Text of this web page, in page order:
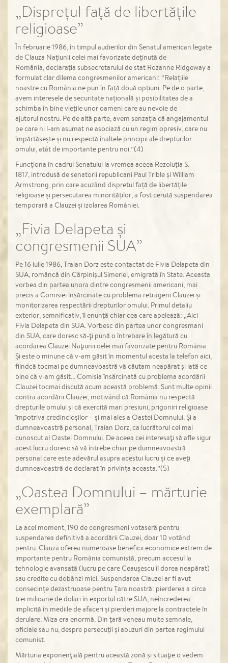
„Disprețul față de libertățile
religioase”
În februarie 1986, în timpul audierilor din Senatul american legate
de Clauza Națiunii celei mai favorizate deținută de
România, declarația subsecretarului de stat Rozanne Ridgeway a
formulat clar dilema congresmenilor americani: ”Relațiile
noastre cu România ne pun în față două opțiuni. Pe de o parte,
avem interesele de securitate națională și posibilitatea de a
schimba în bine viețile unor oameni care au nevoie de
ajutorul nostru. Pe de altă parte, avem senzația că angajamentul
pe care ni l-am asumat ne asociază cu un regim opresiv, care nu
împărtășește și nu respectă înaltele principii ale drepturilor
omului, atât de importante pentru noi.”(4)
Funcționa în cadrul Senatului la vremea aceea Rezoluția S.
1817, introdusă de senatorii republicani Paul Trible și William
Armstrong, prin care acuzând disprețul față de libertățile
religioase și persecutarea minorităților, a fost cerută suspendarea
temporară a Clauzei și izolarea României.
„Fivia Delapeta și
congresmenii SUA”
Pe 16 iulie 1986, Traian Dorz este contactat de Fivia Delapeta din
SUA, româncă din Cărpinișul Simeriei, emigrată în State. Aceasta
vorbea din partea unora dintre congresmenii americani, mai
precis a Comisiei însărcinate cu problema retragerii Clauzei și
monitorizarea respectării drepturilor omului. Primul detaliu
exterior, semnificativ, îl enunță chiar cea care apelează: „Aici
Fivia Delapeta din SUA. Vorbesc din partea unor congresmani
din SUA, care doresc să-ţi pună o întrebare în legătură cu
acordarea Clauzei Naţiunii celei mai favorizate pentru România.
Şi este o minune că v-am găsit în momentul acesta la telefon aici,
fiindcă tocmai pe dumneavoastră vă căutam neapărat şi iată ce
bine că v-am găsit... Comisia însărcinată cu problema acordării
Clauzei tocmai discută acum această problemă. Sunt multe opinii
contra acordării Clauzei, motivând că România nu respectă
drepturile omului şi că exercită mari presiuni, prigoniri religioase
împotriva credincioşilor – şi mai ales a Oastei Domnului. Şi a
dumneavoastră personal, Traian Dorz, ca lucrătorul cel mai
cunoscut al Oastei Domnului. De aceea cei interesaţi să afle sigur
acest lucru doresc să vă întrebe chiar pe dumneavoastră
personal care este adevărul asupra acestui lucru şi ce aveţi
dumneavoastră de declarat în privinţa aceasta.”(5)
„Oastea Domnului – mărturie
exemplară”
La acel moment, 190 de congresmeni votaseră pentru
suspendarea definitivă a acordării Clauzei, doar 10 votând
pentru. Clauza oferea numeroase beneficii economice extrem de
importante pentru România comunistă, precum accesul la
tehnologie avansată (lucru pe care Ceaușescu îl dorea neapărat)
sau credite cu dobânzi mici. Suspendarea Clauzei ar fi avut
consecințe dezastruoase pentru Țara noastră: pierderea a circa
trei milioane de dolari în exportul către SUA, neîncrederea
implicită în mediile de afaceri și pierderi majore la contractele în
derulare. Miza era enormă. Din țară veneau multe semnale,
oficiale sau nu, despre persecuții și abuzuri din partea regimului
comunist.
Mărturia exponenţială pentru această zonă şi situaţie o vedem